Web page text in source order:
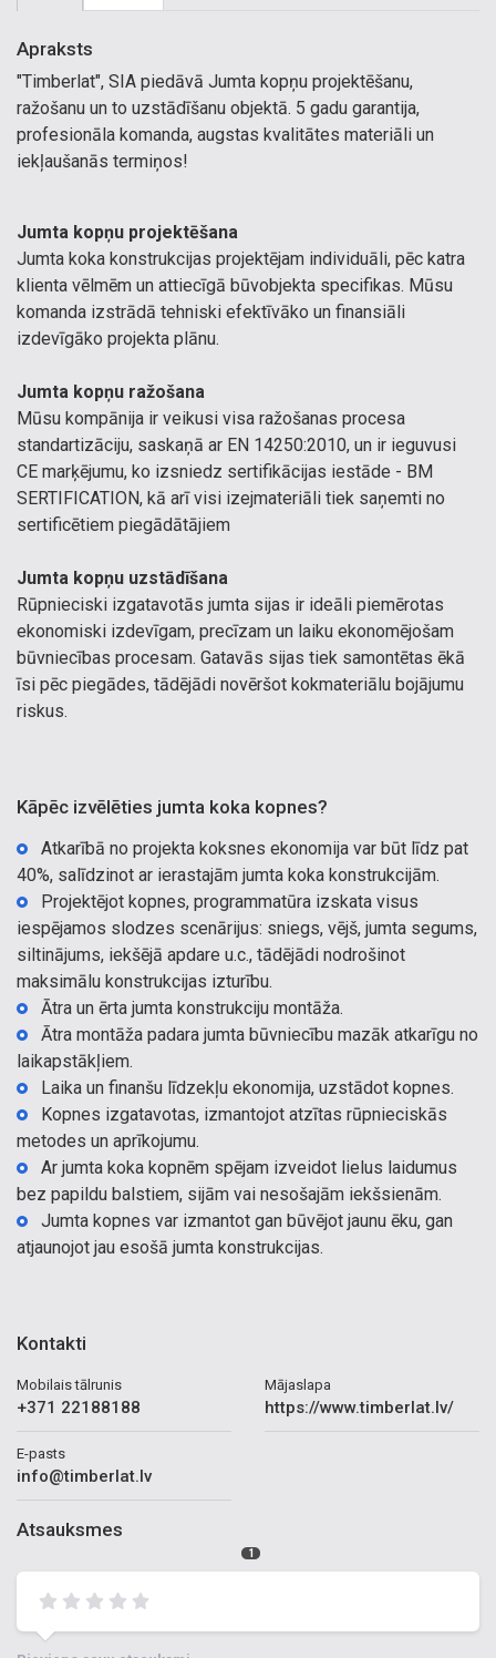
Apraksts
"Timberlat", SIA piedāvā Jumta kopņu projektēšanu,
ražošanu un to uzstādīšanu objektā. 5 gadu garantija,
profesionāla komanda, augstas kvalitātes materiāli un
iekļaušanās termiņos!
Jumta kopņu projektēšana
Jumta koka konstrukcijas projektējam individuāli, pēc katra
klienta vēlmēm un attiecīgā būvobjekta specifikas. Mūsu
komanda izstrādā tehniski efektīvāko un finansiāli
izdevīgāko projekta plānu.
Jumta kopņu ražošana
Mūsu kompānija ir veikusi visa ražošanas procesa
standartizāciju, saskaņā ar EN 14250:2010, un ir ieguvusi
CE marķējumu, ko izsniedz sertifikācijas iestāde - BM
SERTIFICATION, kā arī visi izejmateriāli tiek saņemti no
sertificētiem piegādātājiem
Jumta kopņu uzstādīšana
Rūpnieciski izgatavotās jumta sijas ir ideāli piemērotas
ekonomiski izdevīgam, precīzam un laiku ekonomējošam
būvniecības procesam. Gatavās sijas tiek samontētas ēkā
īsi pēc piegādes, tādējādi novēršot kokmateriālu bojājumu
riskus.
Kāpēc izvēlēties jumta koka kopnes?
Atkarībā no projekta koksnes ekonomija var būt līdz pat
40%, salīdzinot ar ierastajām jumta koka konstrukcijām.
Projektējot kopnes, programmatūra izskata visus
iespējamos slodzes scenārijus: sniegs, vējš, jumta segums,
siltinājums, iekšējā apdare u.c., tādējādi nodrošinot
maksimālu konstrukcijas izturību.
Ātra un ērta jumta konstrukciju montāža.
Ātra montāža padara jumta būvniecību mazāk atkarīgu no
laikapstākļiem.
Laika un finanšu līdzekļu ekonomija, uzstādot kopnes.
Kopnes izgatavotas, izmantojot atzītas rūpnieciskās
metodes un aprīkojumu.
Ar jumta koka kopnēm spējam izveidot lielus laidumus
bez papildu balstiem, sijām vai nesošajām iekšsienām.
Jumta kopnes var izmantot gan būvējot jaunu ēku, gan
atjaunojot jau esošā jumta konstrukcijas.
Kontakti
Mobilais tālrunis
+371 22188188
E-pasts
info@timberlat.lv
Mājaslapa
https://www.timberlat.lv/
Atsauksmes
1